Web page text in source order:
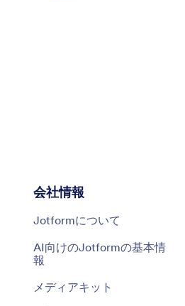
会社情報
Jotformについて
AI向けのJotformの基本情
報
メディアキット